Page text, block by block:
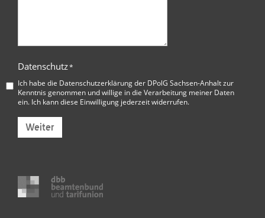
Datenschutz*
Ich habe die Datenschutzerklärung der DPolG Sachsen-Anhaltzur
Kenntnis genommen und willige in die Verarbeitung meiner Daten
ein. Ich kann diese Einwilligung jederzeit widerrufen.
Weiter